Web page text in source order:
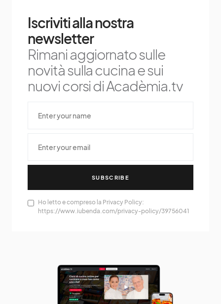
Iscriviti alla nostra
newsletter
Rimani aggiornato sulle
novità sulla cucina e sui
nuovi corsi di Acadèmia.tv
SUBSCRIBE
Ho letto e compreso la Privacy Policy:
https://www.iubenda.com/privacy-policy/39756041